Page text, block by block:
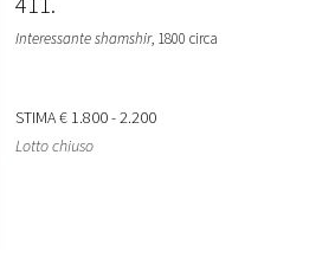
Interessante shamshir, 1800 circa
STIMA€ 1.800 - 2.200
Lotto chiuso